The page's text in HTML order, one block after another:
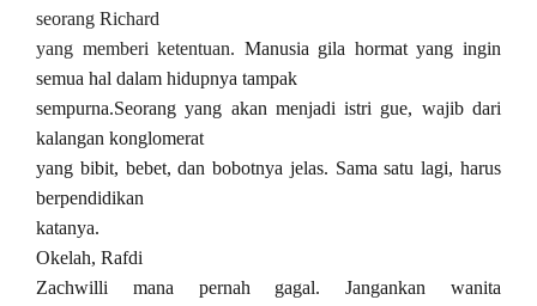
seorang Richard
yang memberi ketentuan. Manusia gila hormat yang ingin
semua hal dalam hidupnya tampak
sempurna.Seorang yang akan menjadi istri gue, wajib dari
kalangan konglomerat
yang bibit, bebet, dan bobotnya jelas. Sama satu lagi, harus
berpendidikan
katanya.
Okelah, Rafdi
Zachwilli mana pernah gagal. Jangankan wanita